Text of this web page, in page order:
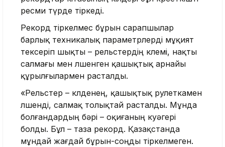
ресми түрде тіркеді.
Рекорд тіркелмес бұрын сарапшылар
барлық техникалық параметрлерді мұқият
тексеріп шықты – рельстердің көлемі, нақты
салмағы мен өлшенген қашықтық арнайы
құрылғылармен расталды.
«Рельстер – көлденең, қашықтық рулеткамен
өлшенді, салмақ толықтай расталды. Мұнда
болғандардың бәрі – оқиғаның куәгері
болды. Бұл – таза рекорд. Қазақстанда
мұндай жағдай бұрын-соңды тіркелмеген.